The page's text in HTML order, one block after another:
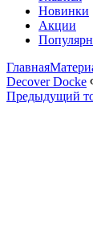
Новинки
Акции
Главная
Decover Docke
Предыдущий